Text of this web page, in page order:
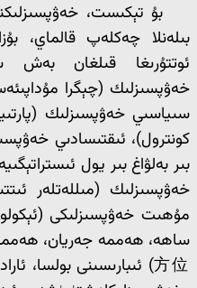
بۇ تېكىست،
ئوتتۇرىغا قىلغان بەش
خەۋپسىزلىك (چېگرا
سىياسىي خەۋپسىزلىك
كونترول)، ئىقتىسادىي
بىر بەلۋاغ بىر يول
خەۋپسىزلىك (مىللەتلەر
مۇھىت خەۋپسىزلىكى